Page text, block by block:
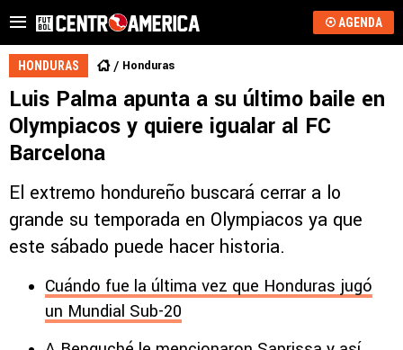
AGENDA
HONDURAS Honduras
Luis Palma apunta a su último baile en
Olympiacos y quiere igualar al FC
Barcelona
El extremo hondureño buscará cerrar a lo
grande su temporada en Olympiacos ya que
este sábado puede hacer historia.
Cuándo fue la última vez que Honduras jugó
un Mundial Sub-20